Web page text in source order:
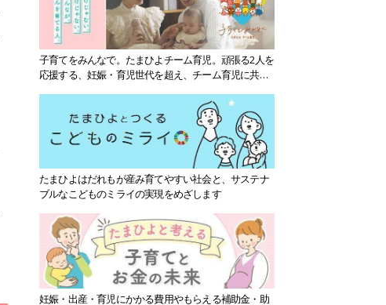
子育てをみんなで。たまひよチーム育児。頑張る2人を
応援する、妊娠・育児世代を超え、チーム育児に共感
たまひよはだれもが産み育てやすい社会と、サステナ
ブルなこどものミライの実現をめざします
妊娠・出産・育児にかかる費用やもらえる補助金・助